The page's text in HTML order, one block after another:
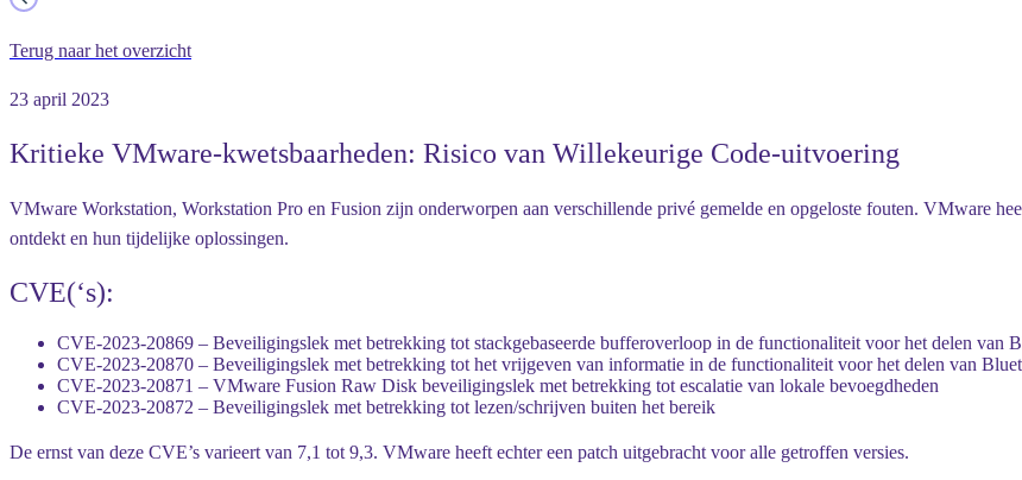
Terug naar het overzicht
23 april 2023
Kritieke VMware-kwetsbaarheden: Risico van Willekeurige Code-uitvoering
VMware Workstation, Workstation Pro en Fusion zijn onderworpen aan verschillende privé gemelde en opgeloste fouten. VMware
ontdekt en hun tijdelijke oplossingen.
CVE(‘s):
CVE-2023-20869 – Beveiligingslek met betrekking tot stackgebaseerde bufferoverloop in de functionaliteit voor het delen van
CVE-2023-20870 – Beveiligingslek met betrekking tot het vrijgeven van informatie in de functionaliteit voor het delen van
CVE-2023-20871 – VMware Fusion Raw Disk beveiligingslek met betrekking tot escalatie van lokale bevoegdheden
CVE-2023-20872 – Beveiligingslek met betrekking tot lezen/schrijven buiten het bereik
De ernst van deze CVE’s varieert van 7,1 tot 9,3. VMware heeft echter een patch uitgebracht voor alle getroffen versies.